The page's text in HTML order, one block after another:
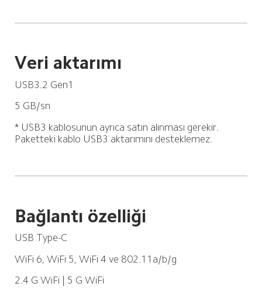
Veri aktarımı
USB3.2 Gen1
5 GB/sn
* USB3 kablosunun ayrıca satın alınması gerekir.
Paketteki kablo USB3 aktarımını desteklemez.
Bağlantı özelliği
USB Type-C
WiFi 6, WiFi 5, WiFi 4 ve 802.11a/b/g
2.4 G WiFi | 5 G WiFi